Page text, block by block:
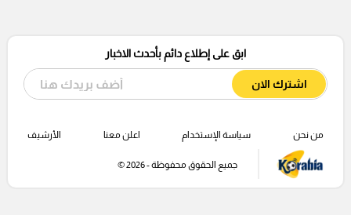
ابق على إطلاع دائم بأحدث الاخبار
اشترك الان
من نحن سياسة الإستخدام اعلن معنا الأرشيف
جميع الحقوق محفوظة - 2026 ©